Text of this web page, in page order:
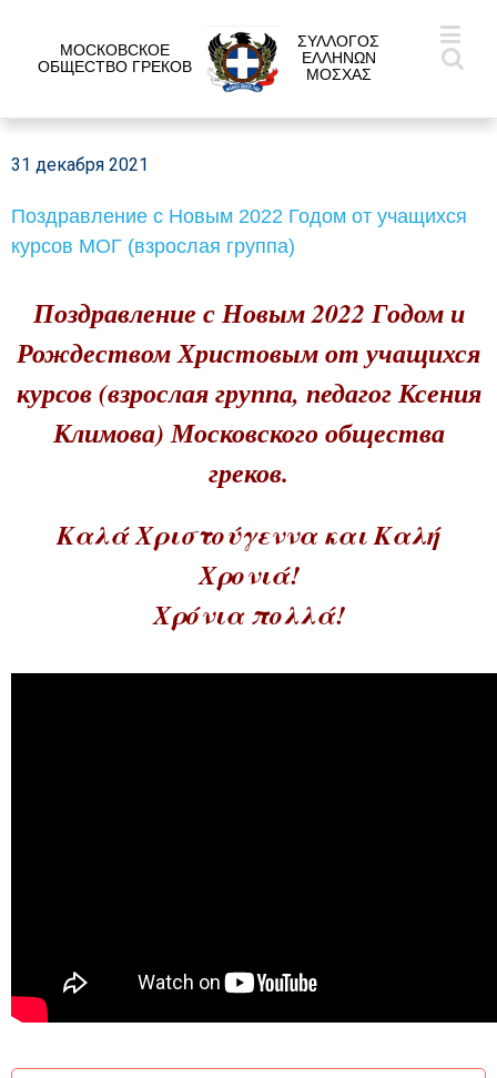
МОСКОВСКОЕ
ОБЩЕСТВО ГРЕКОВ
ΣΥΛΛΟΓΟΣ
ΕΛΛΗΝΩΝ
ΜΟΣΧΑΣ
31 декабря 2021
Поздравление с Новым 2022 Годом от учащихся
курсов МОГ (взрослая группа)
Поздравление с Новым 2022 Годом и
Рождеством Христовым от учащихся
курсов (взрослая группа, педагог Ксения
Климова) Московского общества
греков.
Καλά Χριστούγεννα και Καλή
Χρονιά!
Χρόνια πολλά!